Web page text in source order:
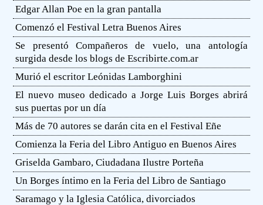
Edgar Allan Poe en la gran pantalla
Comenzó el Festival Letra Buenos Aires
Se presentó Compañeros de vuelo, una antología
surgida desde los blogs de Escribirte.com.ar
Murió el escritor Leónidas Lamborghini
El nuevo museo dedicado a Jorge Luis Borges abrirá
sus puertas por un día
Más de 70 autores se darán cita en el Festival Eñe
Comienza la Feria del Libro Antiguo en Buenos Aires
Griselda Gambaro, Ciudadana Ilustre Porteña
Un Borges íntimo en la Feria del Libro de Santiago
Saramago y la Iglesia Católica, divorciados